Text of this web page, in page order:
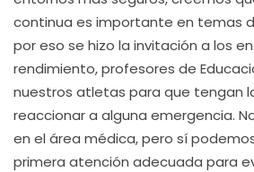
continua es importante en temas
por eso se hizo la invitación a los
rendimiento, profesores de
nuestros atletas para que tengan
reaccionar a alguna emergencia.
en el área médica, pero sí
primera atención adecuada para